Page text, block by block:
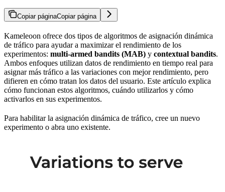
Copiar páginaCopiar página
Kameleoon ofrece dos tipos de algoritmos de asignación dinámica
de tráfico para ayudar a maximizar el rendimiento de los
experimentos: multi-armed bandits (MAB) y contextual bandits.
Ambos enfoques utilizan datos de rendimiento en tiempo real para
asignar más tráfico a las variaciones con mejor rendimiento, pero
difieren en cómo tratan los datos del usuario. Este artículo explica
cómo funcionan estos algoritmos, cuándo utilizarlos y cómo
activarlos en sus experimentos.
Para habilitar la asignación dinámica de tráfico, cree un nuevo
experimento o abra uno existente.